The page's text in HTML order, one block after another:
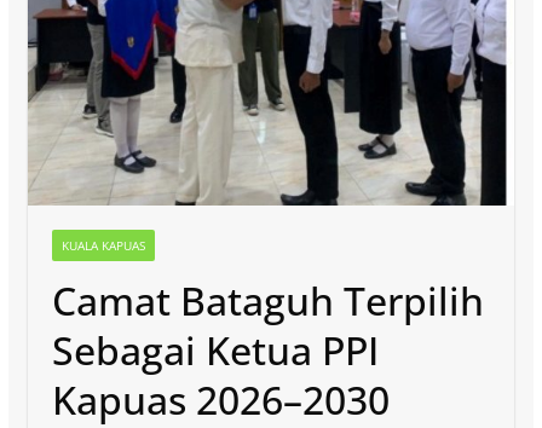
KUALA KAPUAS
Camat Bataguh Terpilih
Sebagai Ketua PPI
Kapuas 2026–2030